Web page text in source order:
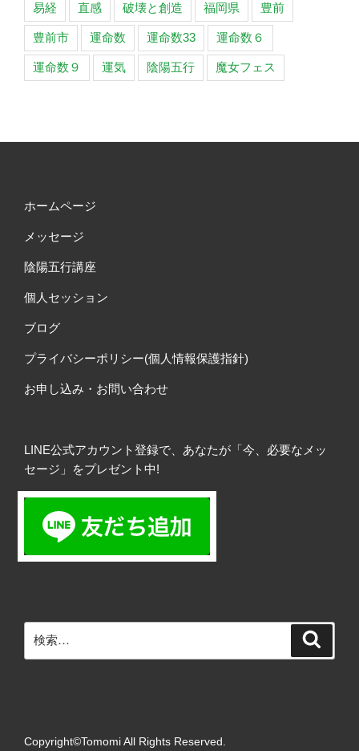
易経 直感 破壊と創造 福岡県 豊前
豊前市 運命数 運命数33 運命数６
運命数９ 運気 陰陽五行 魔女フェス
ホームページ
メッセージ
陰陽五行講座
個人セッション
ブログ
プライバシーポリシー(個人情報保護指針)
お申し込み・お問い合わせ
LINE公式アカウント登録で、あなたが「今、必要なメッ
セージ」をプレゼント中!
索:
Copyright©Tomomi All Rights Reserved.